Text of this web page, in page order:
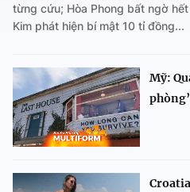
từng cứu; Hòa Phong bất ngờ
Kim phát hiện bí mật 10 tỉ đồng...
Mỹ: